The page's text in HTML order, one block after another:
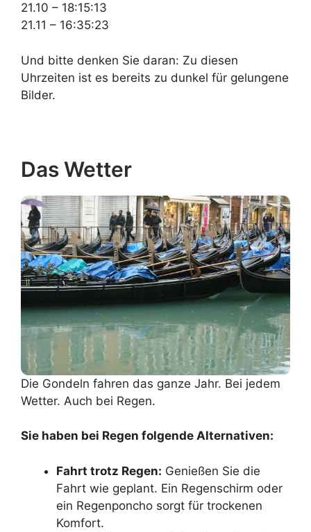
21.10 – 18:15:13
21.11 – 16:35:23
Und bitte denken Sie daran: Zu diesen
Uhrzeiten ist es bereits zu dunkel für gelungene
Bilder.
Das Wetter
Die Gondeln fahren das ganze Jahr. Bei jedem
Wetter. Auch bei Regen.
Sie haben bei Regen folgende Alternativen:
Fahrt trotz Regen: Genießen Sie die
Fahrt wie geplant. Ein Regenschirm oder
ein Regenponcho sorgt für trockenen
Komfort.